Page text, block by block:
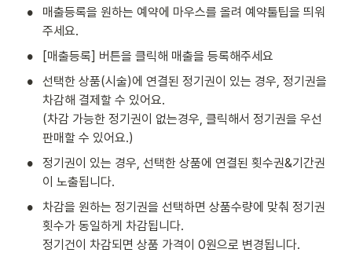
•
매출등록을 원하는 예약에 마우스를 올려 예약툴팁을 띄워
주세요.
• [매출등록] 버튼을 클릭해 매출을 등록해주세요
•
선택한 상품(시술)에 연결된 정기권이 있는 경우, 정기권을
차감해 결제할 수 있어요.
(차감 가능한 정기권이 없는경우, 클릭해서 정기권을 우선
판매할 수 있어요.)
•
정기권이 있는 경우, 선택한 상품에 연결된 횟수권&기간권
이 노출됩니다.
•
차감을 원하는 정기권을 선택하면 상품수량에 맞춰 정기권
횟수가 동일하게 차감됩니다.
정기건이 차감되면 상품 가격이 0원으로 변경됩니다.